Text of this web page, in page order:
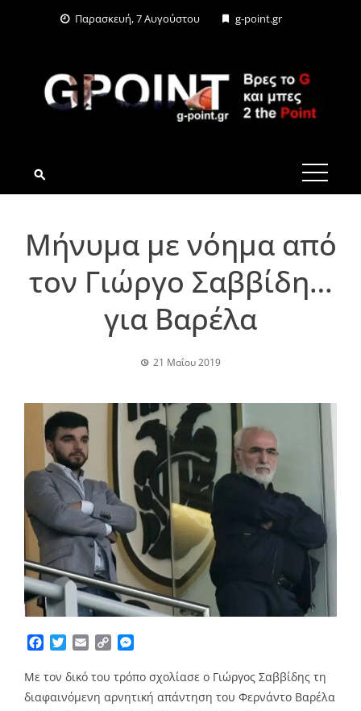
Παρασκευή, 7 Αυγούστου g-point.gr
G-POINT.GR
Μήνυμα με νόημα από
τον Γιώργο Σαββίδη…
για Βαρέλα
21 Μαΐου 2019
Facebook
TwitterEmailCopy
Με τον δικό του τρόπο σχολίασε ο Γιώργος Σαββίδης τη
διαφαινόμενη αρνητική απάντηση του Φερνάντο Βαρέλα